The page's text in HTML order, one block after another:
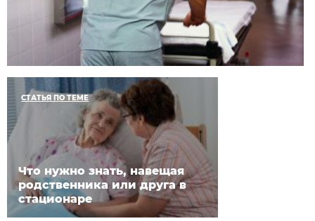
СТАТЬЯ ПО ТЕМЕ
Что нужно знать, навещая
родственника или друга в
стационаре